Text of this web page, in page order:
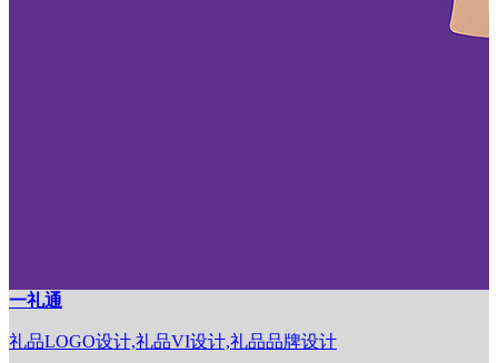
一礼通
礼品LOGO设计,礼品VI设计,礼品品牌设计